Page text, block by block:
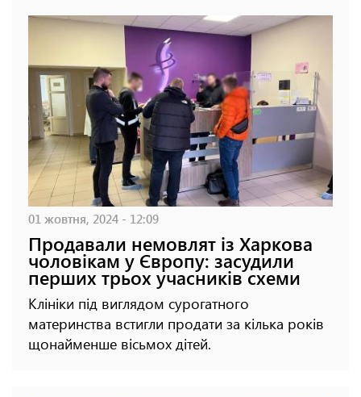
01 жовтня, 2024 - 12:09
Продавали немовлят із Харкова
чоловікам у Європу: засудили
перших трьох учасників схеми
Клініки під виглядом сурогатного
материнства встигли продати за кілька років
щонайменше вісьмох дітей.